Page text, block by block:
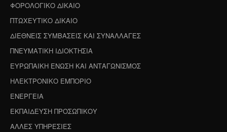
ΦΟΡΟΛΟΓΙΚΟ ΔΙΚΑΙΟ
ΠΤΩΧΕΥΤΙΚΟ ΔΙΚΑΙΟ
ΔΙΕΘΝΕΙΣ ΣΥΜΒΑΣΕΙΣ ΚΑΙ ΣΥΝΑΛΛΑΓΕΣ
ΠΝΕΥΜΑΤΙΚΗ ΙΔΙΟΚΤΗΣΙΑ
ΕΥΡΩΠΑΙΚΗ ΕΝΩΣΗ ΚΑΙ ΑΝΤΑΓΩΝΙΣΜΟΣ
ΗΛΕΚΤΡΟΝΙΚΟ ΕΜΠΟΡΙΟ
ΕΝΕΡΓΕΙΑ
ΕΚΠΑΙΔΕΥΣΗ ΠΡΟΣΩΠΙΚΟΥ
ΑΛΛΕΣ ΥΠΗΡΕΣΙΕΣ